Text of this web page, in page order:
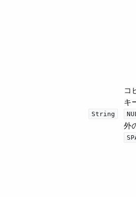
String
コ
キ
外